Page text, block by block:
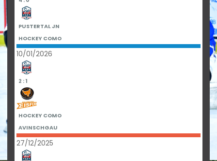
PUSTERTAL JN
HOCKEY COMO
10/01/2026
2 : 1
HOCKEY COMO
AVINSCHGAU
27/12/2025